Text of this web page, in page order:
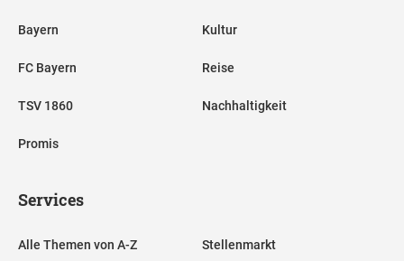
Bayern
FC Bayern
TSV 1860
Promis
Kultur
Reise
Nachhaltigkeit
Services
Alle Themen von A-Z Stellenmarkt